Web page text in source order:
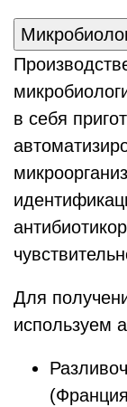
в себя
Для
используем